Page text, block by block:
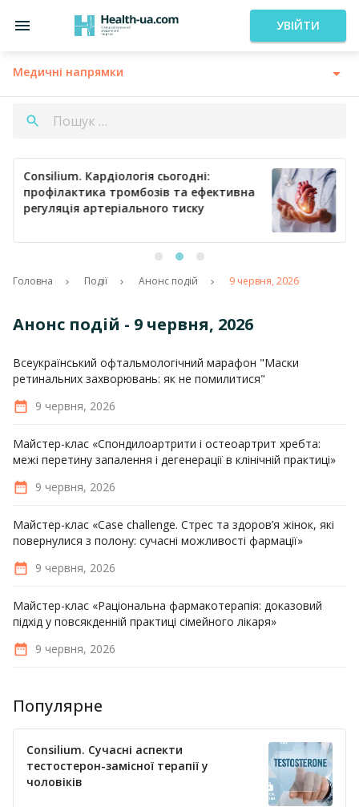
УВІЙТИ
Медичні напрямки
Consilium. Кардіологія сьогодні:
профілактика тромбозів та ефективна
регуляція артеріального тиску
Головна Події Анонс подій 9 червня, 2026
Анонс подій - 9 червня, 2026
Всеукраїнський офтальмологічний марафон "Маски
ретинальних захворювань: як не помилитися"
9 червня, 2026
Майстер-клас «Спондилоартрити і остеоартрит хребта:
межі перетину запалення і дегенерації в клінічній практиці»
9 червня, 2026
Майстер-клас «Case challenge. Стрес та здоров’я жінок, які
повернулися з полону: сучасні можливості фармації»
9 червня, 2026
Майстер-клас «Раціональна фармакотерапія: доказовий
підхід у повсякденній практиці сімейного лікаря»
9 червня, 2026
Популярне
Consilium. Сучасні аспекти
тестостерон-замісної терапії у
чоловіків